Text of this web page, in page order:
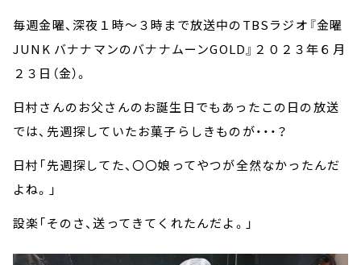
毎週金曜、深夜１時～３時まで放送中のTBSラジオ『金曜
JUNK バナナマンのバナナムーンGOLD』２０２３年６月
２３日（金）。
日村さんのお父さんのお誕生日でもあったこの日の放送
では、先週探していたお菓子らしきものが・・・？
日村「先週探してた、〇〇娘ってやつが全然なかったんだ
よね。」
設楽「そのさ、送ってきてくれたんだよ。」